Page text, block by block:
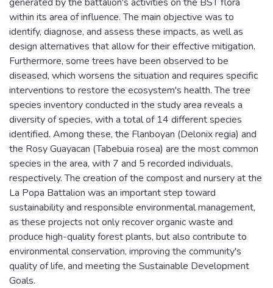
within its area of influence. The main objective was to
identify, diagnose, and assess these impacts, as well as
design alternatives that allow for their effective mitigation.
Furthermore, some trees have been observed to be
diseased, which worsens the situation and requires specific
interventions to restore the ecosystem's health. The tree
species inventory conducted in the study area reveals a
diversity of species, with a total of 14 different species
identified. Among these, the Flanboyan (Delonix regia) and
the Rosy Guayacan (Tabebuia rosea) are the most common
species in the area, with 7 and 5 recorded individuals,
respectively. The creation of the compost and nursery at the
La Popa Battalion was an important step toward
sustainability and responsible environmental management,
as these projects not only recover organic waste and
produce high-quality forest plants, but also contribute to
environmental conservation, improving the community's
quality of life, and meeting the Sustainable Development
Goals.